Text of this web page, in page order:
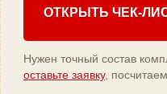
ОТКРЫТЬ ЧЕК-
Нужен точный состав
оставьте заявку,